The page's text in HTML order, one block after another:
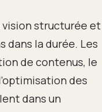
structurée et
dans la durée. Les
de contenus, le
des
dans un